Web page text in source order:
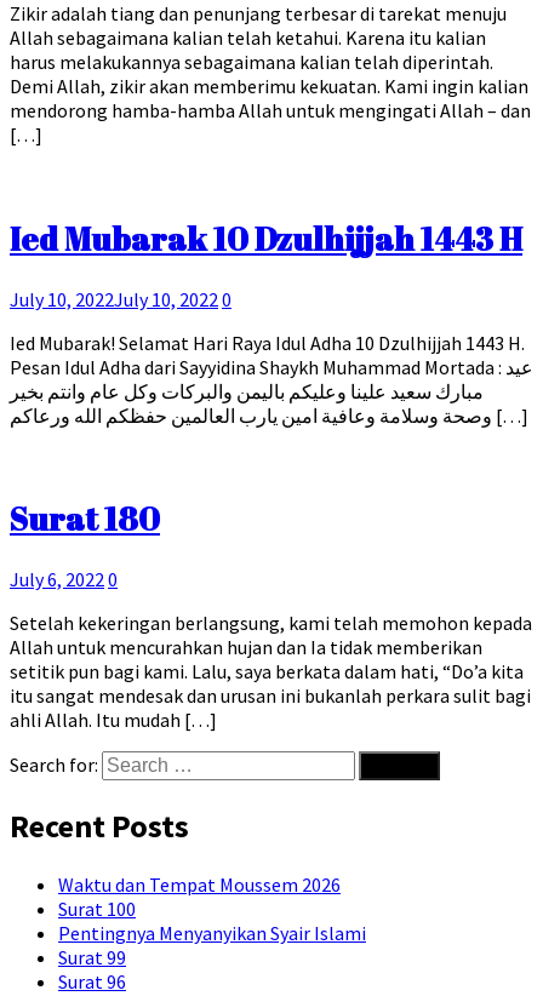
Zikir adalah tiang dan penunjang terbesar di tarekat menuju
Allah sebagaimana kalian telah ketahui. Karena itu kalian
harus melakukannya sebagaimana kalian telah diperintah.
Demi Allah, zikir akan memberimu kekuatan. Kami ingin kalian
mendorong hamba-hamba Allah untuk mengingati Allah – dan
[…]
Ied Mubarak 10 Dzulhijjah 1443 H
July 10, 2022July 10, 20220
Ied Mubarak! Selamat Hari Raya Idul Adha 10 Dzulhijjah 1443 H.
Pesan Idul Adha dari Sayyidina Shaykh Muhammad Mortada : عيد
مبارك سعيد علينا وعليكم باليمن والبركات وكل عام وانتم بخير
وصحة وسلامة وعافية امين يارب العالمين حفظكم الله ورعاكم […]
Surat 180
July 6, 20220
Setelah kekeringan berlangsung, kami telah memohon kepada
Allah untuk mencurahkan hujan dan Ia tidak memberikan
setitik pun bagi kami. Lalu, saya berkata dalam hati, “Do’a kita
itu sangat mendesak dan urusan ini bukanlah perkara sulit bagi
ahli Allah. Itu mudah […]
Search for:
Recent Posts
Waktu dan Tempat Moussem 2026
Surat 100
Pentingnya Menyanyikan Syair Islami
Surat 99
Surat 96